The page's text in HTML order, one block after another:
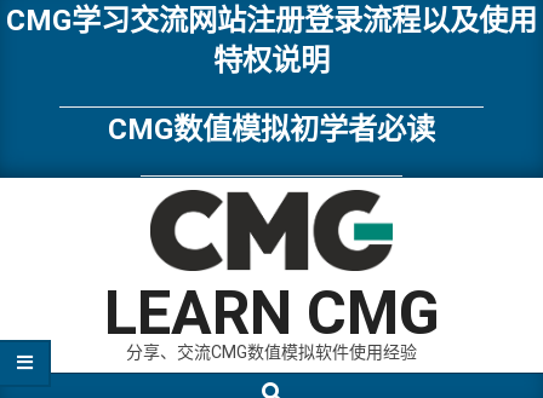
Skip
CMG学习交流网站注册登录流程以及使用
特权说明
CMG数值模拟初学者必读
LEARN CMG
分享、交流CMG数值模拟软件使用经验
Search